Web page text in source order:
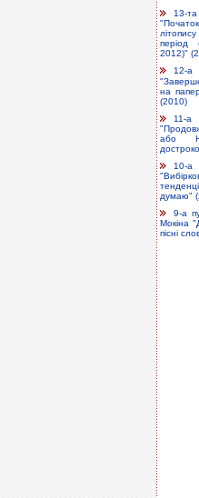
13-
період
2012)"
12-
на
(2010)
11-
або
10-
думаю"
9-а
Мокіна
пісні